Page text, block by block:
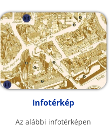
Infotérkép
Az alábbi infotérképen